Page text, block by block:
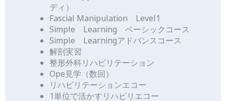
ディ）
Fascial Manipulation Level1
Simple Learning ベーシックコース
Simple Learningアドバンスコース
解剖実習
整形外科リハビリテーション
Ope見学（数回）
リハビリテーションエコー
1単位で活かすリハビリエコー